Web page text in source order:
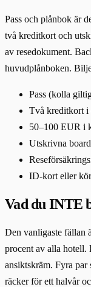
Pass och plånbok är
två kreditkort och
av resedokument.
huvudplånboken.
Pass (kolla
Två kreditkort i
50–100 EUR i
Utskrivna
ID-kort eller
Vad du INTE
Den vanligaste fällan
procent av alla hotell.
ansiktskräm. Fyra
räcker för ett halvår